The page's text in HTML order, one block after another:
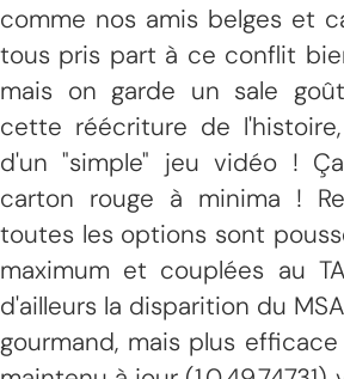
comme nos amis belges et
tous pris part à ce conflit
mais on garde un sale
cette réécriture de
d'un "simple" jeu vidéo !
carton rouge à minima !
toutes les options sont
maximum et couplées au
d'ailleurs la disparition du
gourmand, mais plus